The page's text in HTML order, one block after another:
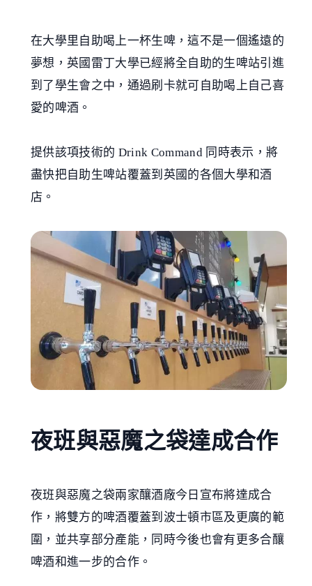
在大學里自助喝上一杯生啤，這不是一個遙遠的
夢想，英國雷丁大學已經將全自助的生啤站引進
到了學生會之中，通過刷卡就可自助喝上自己喜
愛的啤酒。
提供該項技術的 Drink Command 同時表示，將
盡快把自助生啤站覆蓋到英國的各個大學和酒
店。
夜班與惡魔之袋達成合作
夜班與惡魔之袋兩家釀酒廠今日宣布將達成合
作，將雙方的啤酒覆蓋到波士頓市區及更廣的範
圍，並共享部分產能，同時今後也會有更多合釀
啤酒和進一步的合作。